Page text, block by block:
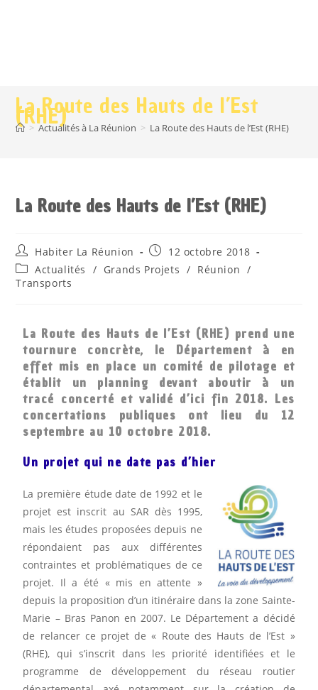
La Route des Hauts de l’Est
(RHE)
> Actualités à La Réunion > La Route des Hauts de l’Est (RHE)
La Route des Hauts de l’Est (RHE)
Habiter La Réunion
12 octobre 2018
Actualités
/ Grands Projets / Réunion /
Transports
La Route des Hauts de l’Est (RHE) prend une
tournure concrète, le Département à en
effet mis en place un comité de pilotage et
établit un planning devant aboutir à un
tracé concerté et validé d’ici fin 2018. Les
concertations publiques ont lieu du 12
septembre au 10 octobre 2018.
Un projet qui ne date pas d’hier
La première étude date de 1992 et le
projet est inscrit au SAR dès 1995,
mais les études proposées depuis ne
répondaient pas aux différentes
contraintes et problématiques de ce
projet. Il a été « mis en attente »
depuis la proposition d’un itinéraire dans la zone Sainte-
Marie – Bras Panon en 2007. Le Département a décidé
de relancer ce projet de « Route des Hauts de l’Est »
(RHE), qui s’inscrit dans les priorité identifiées et le
programme de développement du réseau routier